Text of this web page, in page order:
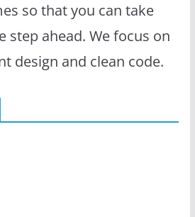
so that you can take
step ahead. We focus on
design and clean code.